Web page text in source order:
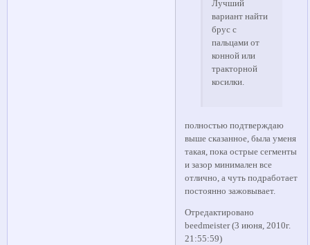
Лучший
вариант найти
брус с
пальцами от
конной или
тракторной
косилки.
полностью подтверждаю
выше сказанное, была уменя
такая, пока острые сегменты
и зазор минимален все
отлично, а чуть подработает
постоянно зажовывает.
Отредактировано
beedmeister (3 июня, 2010г.
21:55:59)